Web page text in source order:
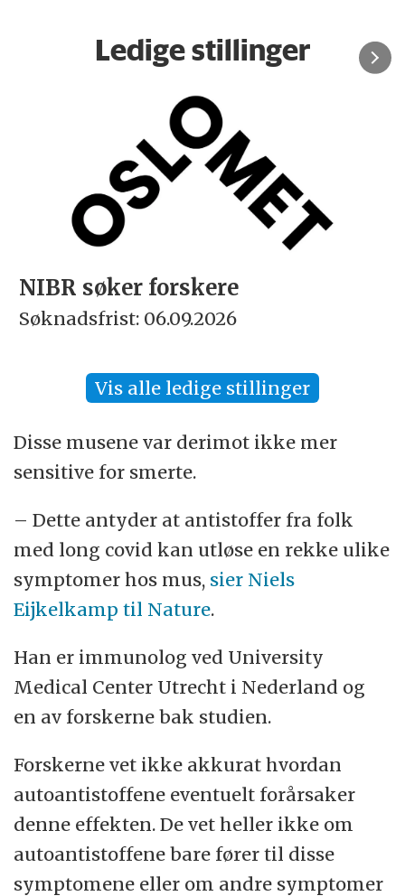
Ledige stillinger
NIBR søker forskere
Søknadsfrist: 06.09.2026
Vis alle ledige stillinger
Disse musene var derimot ikke mer
sensitive for smerte.
– Dette antyder at antistoffer fra folk
med long covid kan utløse en rekke ulike
symptomer hos mus, sier Niels
Eijkelkamp til Nature.
Han er immunolog ved University
Medical Center Utrecht i Nederland og
en av forskerne bak studien.
Forskerne vet ikke akkurat hvordan
autoantistoffene eventuelt forårsaker
denne effekten. De vet heller ikke om
autoantistoffene bare fører til disse
symptomene eller om andre symptomer